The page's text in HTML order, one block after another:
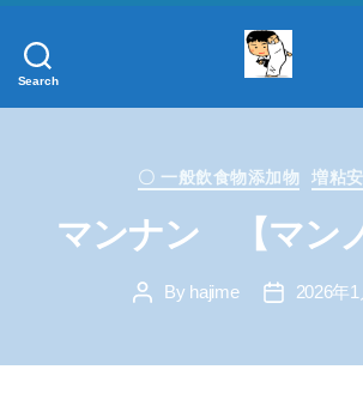
Search
事
正
く
Categories
〇 一般飲食物添加物 増粘
マンナン 【マンノ
PostBy hajime
Post2026年1